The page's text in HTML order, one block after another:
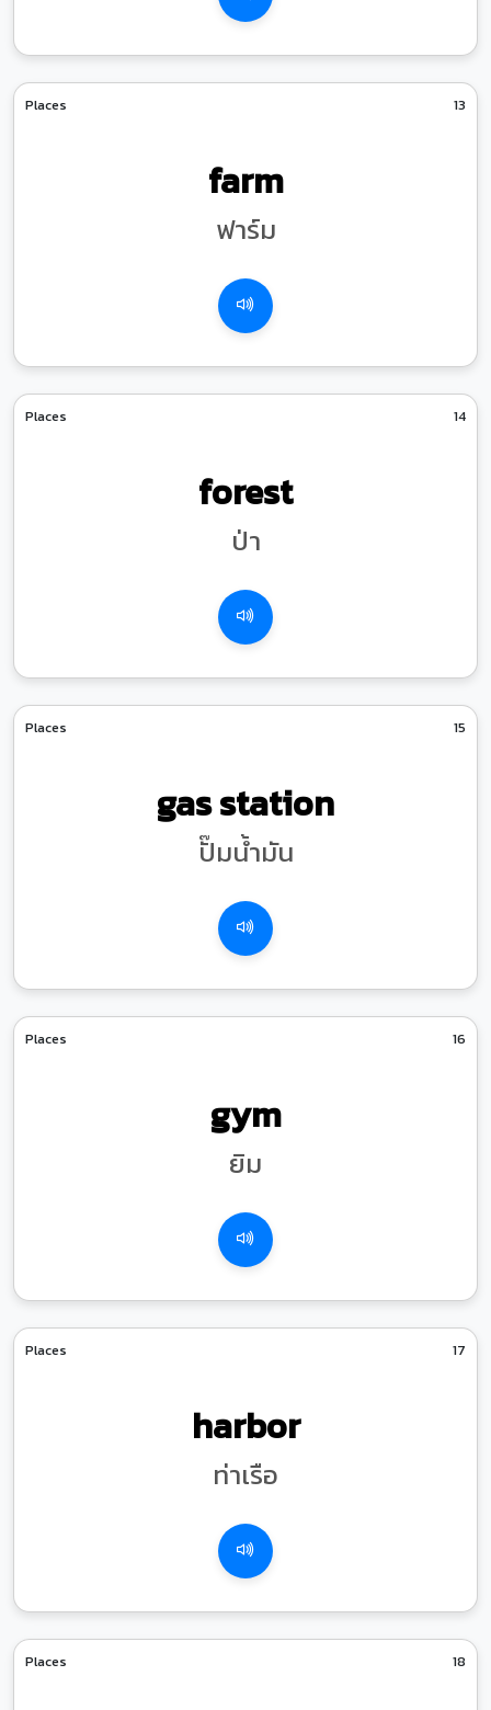
Places 13
farm
ฟาร์ม
Places 14
forest
ป่า
Places 15
gas station
ปั๊มน้ำมัน
Places 16
gym
ยิม
Places 17
harbor
ท่าเรือ
Places 18